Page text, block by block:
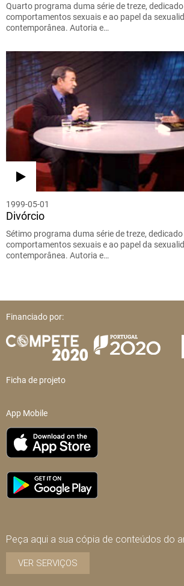
Quarto programa duma série de treze,
comportamentos sexuais e ao papel da
contemporânea. Autoria e…
1999-05-01
Divórcio
Sétimo programa duma série de treze,
comportamentos sexuais e ao papel da
contemporânea. Autoria e…
Financiado por:
Ficha de projeto
App Mobile
Peça aqui a sua cópia de conteúdos do
VER SERVIÇOS